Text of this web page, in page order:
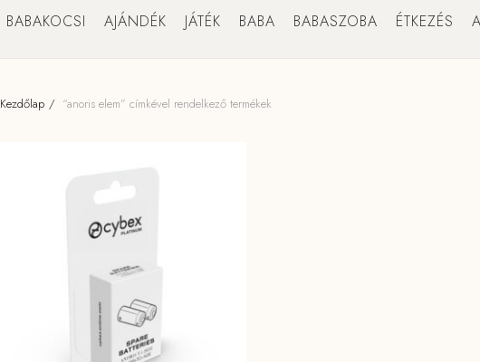
BABAKOCSI AJÁNDÉK JÁTÉK BABA BABASZOBA ÉTKEZÉS
Kezdőlap “anoris elem” címkével rendelkező termékek